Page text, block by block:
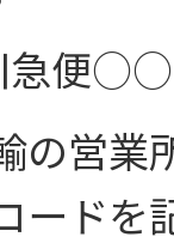
急便
の営業
ードを